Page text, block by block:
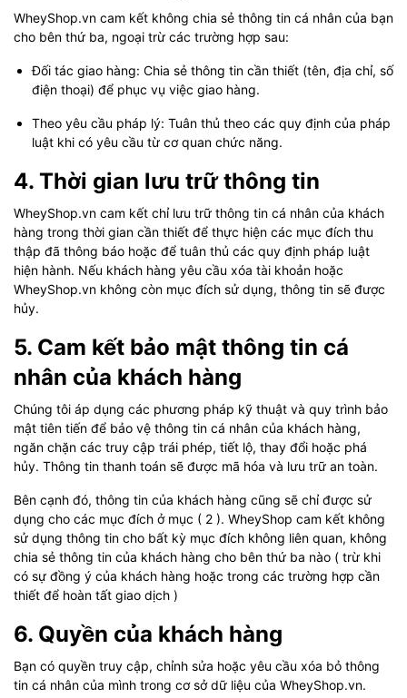
WheyShop.vn cam kết không chia sẻ thông tin cá nhân của bạn
cho bên thứ ba, ngoại trừ các trường hợp sau:
Đối tác giao hàng: Chia sẻ thông tin cần thiết (tên, địa chỉ, số
điện thoại) để phục vụ việc giao hàng.
Theo yêu cầu pháp lý: Tuân thủ theo các quy định của pháp
luật khi có yêu cầu từ cơ quan chức năng.
4. Thời gian lưu trữ thông tin
WheyShop.vn cam kết chỉ lưu trữ thông tin cá nhân của khách
hàng trong thời gian cần thiết để thực hiện các mục đích thu
thập đã thông báo hoặc để tuân thủ các quy định pháp luật
hiện hành. Nếu khách hàng yêu cầu xóa tài khoản hoặc
WheyShop.vn không còn mục đích sử dụng, thông tin sẽ được
hủy.
5. Cam kết bảo mật thông tin cá
nhân của khách hàng
Chúng tôi áp dụng các phương pháp kỹ thuật và quy trình bảo
mật tiên tiến để bảo vệ thông tin cá nhân của khách hàng,
ngăn chặn các truy cập trái phép, tiết lộ, thay đổi hoặc phá
hủy. Thông tin thanh toán sẽ được mã hóa và lưu trữ an toàn.
Bên cạnh đó, thông tin của khách hàng cũng sẽ chỉ được sử
dụng cho các mục đích ở mục ( 2 ). WheyShop cam kết không
sử dụng thông tin cho bất kỳ mục đích không liên quan, không
chia sẻ thông tin của khách hàng cho bên thứ ba nào ( trừ khi
có sự đồng ý của khách hàng hoặc trong các trường hợp cần
thiết để hoàn tất giao dịch )
6. Quyền của khách hàng
Bạn có quyền truy cập, chỉnh sửa hoặc yêu cầu xóa bỏ thông
tin cá nhân của mình trong cơ sở dữ liệu của WheyShop.vn.